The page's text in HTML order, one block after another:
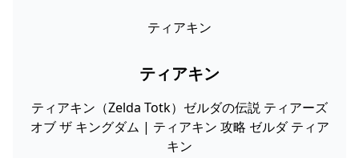
ティアキン
ティアキン
ティアキン（Zelda Totk）ゼルダの伝説 ティアーズ
オブ ザ キングダム | ティアキン 攻略 ゼルダ ティア
キン